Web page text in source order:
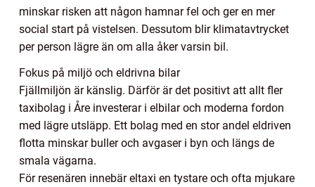
minskar risken att någon hamnar fel och ger en mer
social start på vistelsen. Dessutom blir klimatavtrycket
per person lägre än om alla åker varsin bil.
Fokus på miljö och eldrivna bilar
Fjällmiljön är känslig. Därför är det positivt att allt fler
taxibolag i Åre investerar i elbilar och moderna fordon
med lägre utsläpp. Ett bolag med en stor andel eldriven
flotta minskar buller och avgaser i byn och längs de
smala vägarna.
För resenären innebär eltaxi en tystare och ofta mjukare